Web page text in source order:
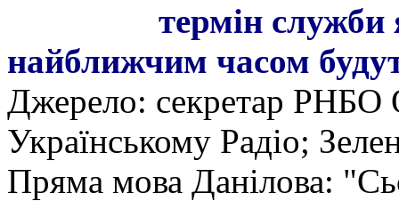
термін служби
найближчим часом
Джерело: секретар РНБО
Українському Радіо;
Пряма мова Данілова: